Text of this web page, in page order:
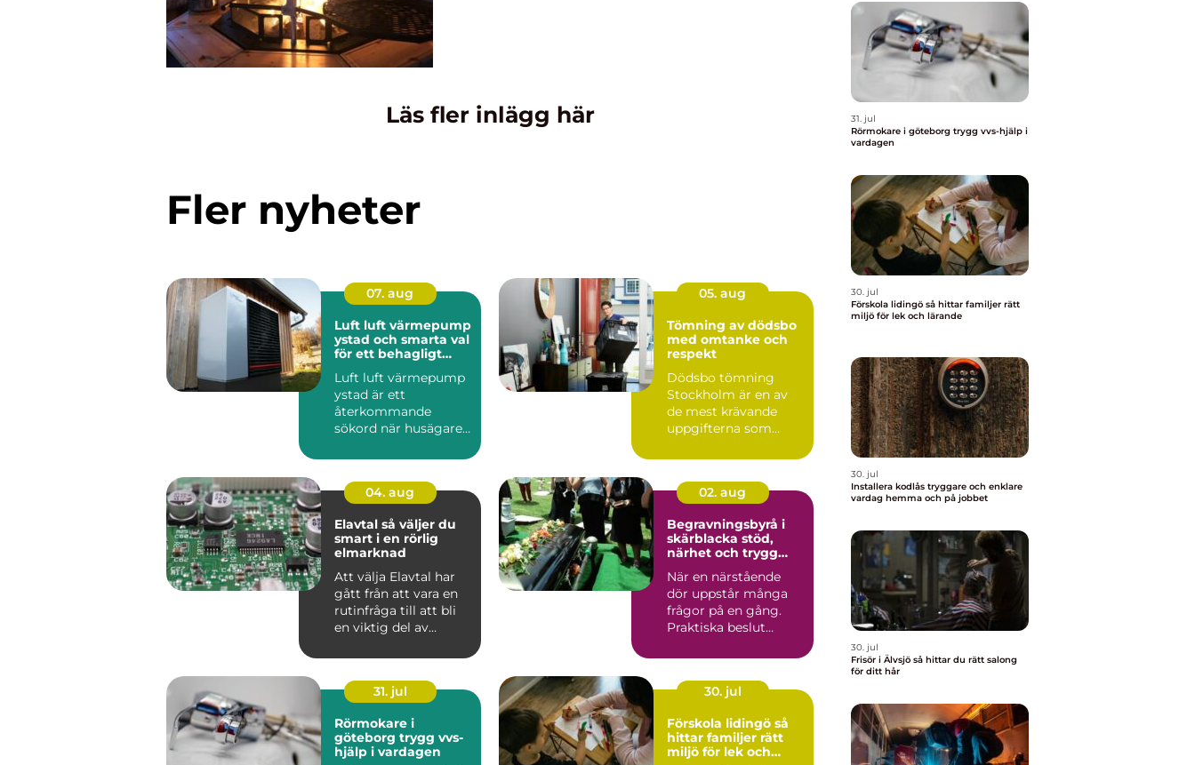
Läs fler inlägg här
Fler nyheter
07. aug
Luft luft värmepump
ystad och smarta val
för ett behagligt
Luft luft värmepump
ystad är ett
återkommande
sökord när husägare i
ett enkelt...
05. aug
Tömning av dödsbo
med omtanke och
respekt
Dödsbo tömning
Stockholm är en av
de mest krävande
uppgifterna som
04. aug
Elavtal så väljer du
smart i en rörlig
elmarknad
Att välja Elavtal har
gått från att vara en
rutinfråga till att bli
en viktig del av
02. aug
Begravningsbyrå i
skärblacka stöd,
närhet och trygg
När en närstående
dör uppstår många
frågor på en gång.
Praktiska beslut
sorg o...
31. jul
Rörmokare i
göteborg trygg vvs-
hjälp i vardagen
30. jul
Förskola lidingö så
hittar familjer rätt
miljö för lek och
31. jul
Rörmokare i göteborg trygg vvs-hjälp i
vardagen
30. jul
Förskola lidingö så hittar familjer rätt
miljö för lek och lärande
30. jul
Installera kodlås tryggare och enklare
vardag hemma och på jobbet
30. jul
Frisör i Älvsjö så hittar du rätt salong
för ditt hår